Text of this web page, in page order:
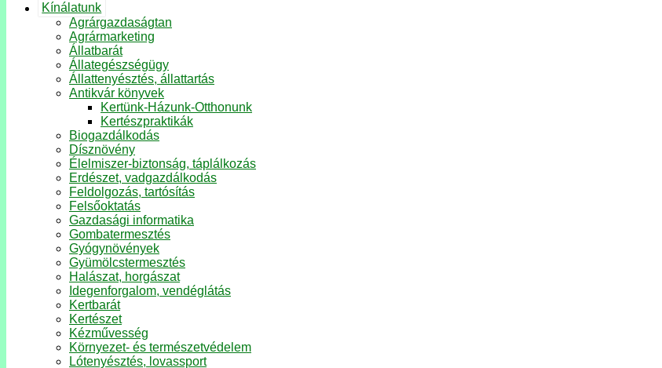
Kínálatunk
Agrárgazdaságtan
Agrármarketing
Állatbarát
Állategészségügy
Állattenyésztés, állattartás
Antikvár könyvek
Kertünk-Házunk-Otthonunk
Kertészpraktikák
Biogazdálkodás
Dísznövény
Élelmiszer-biztonság, táplálkozás
Erdészet, vadgazdálkodás
Feldolgozás, tartósítás
Felsőoktatás
Gazdasági informatika
Gombatermesztés
Gyógynövények
Gyümölcstermesztés
Halászat, horgászat
Idegenforgalom, vendéglátás
Kertbarát
Kertészet
Kézművesség
Környezet- és természetvédelem
Lótenyésztés, lovassport